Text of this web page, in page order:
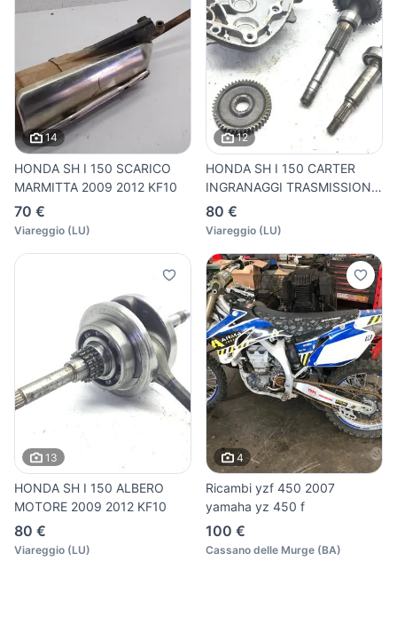
14
HONDA SH I 150 SCARICO
MARMITTA 2009 2012 KF10
70 €
Viareggio (LU)
12
HONDA SH I 150 CARTER
INGRANAGGI TRASMISSIONE
RUOT
80 €
Viareggio (LU)
13
HONDA SH I 150 ALBERO
MOTORE 2009 2012 KF10
80 €
Viareggio (LU)
4
Ricambi yzf 450 2007
yamaha yz 450 f
100 €
Cassano delle Murge (BA)